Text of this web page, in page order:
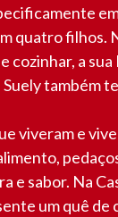
quatro filhos.
cozinhar, a
também
viveram e
e sabor. Na
um quê de